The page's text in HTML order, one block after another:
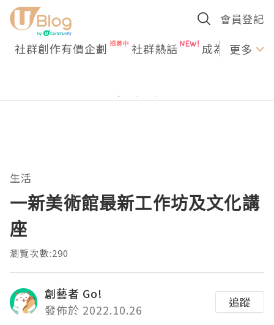
會員登記
社群創作有價企劃 社群熱話 成為U更多
生活
一新美術館最新工作坊及文化講
座
瀏覽次數:290
創藝者 Go!
發佈於 2022.10.26
追蹤